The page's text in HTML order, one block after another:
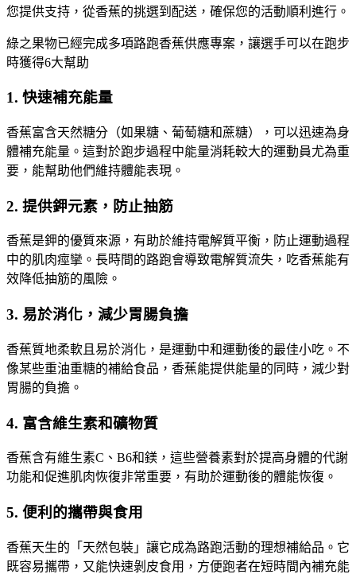
您提供支持，從香蕉的挑選到配送，確保您的活動順利進行。
綠之果物已經完成多項路跑香蕉供應專案，讓選手可以在跑步
時獲得6大幫助
1. 快速補充能量
香蕉富含天然糖分（如果糖、葡萄糖和蔗糖），可以迅速為身
體補充能量。這對於跑步過程中能量消耗較大的運動員尤為重
要，能幫助他們維持體能表現。
2. 提供鉀元素，防止抽筋
香蕉是鉀的優質來源，有助於維持電解質平衡，防止運動過程
中的肌肉痙攣。長時間的路跑會導致電解質流失，吃香蕉能有
效降低抽筋的風險。
3. 易於消化，減少胃腸負擔
香蕉質地柔軟且易於消化，是運動中和運動後的最佳小吃。不
像某些重油重糖的補給食品，香蕉能提供能量的同時，減少對
胃腸的負擔。
4. 富含維生素和礦物質
香蕉含有維生素C、B6和鎂，這些營養素對於提高身體的代謝
功能和促進肌肉恢復非常重要，有助於運動後的體能恢復。
5. 便利的攜帶與食用
香蕉天生的「天然包裝」讓它成為路跑活動的理想補給品。它
既容易攜帶，又能快速剝皮食用，方便跑者在短時間內補充能